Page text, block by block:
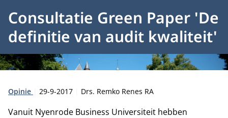
Consultatie Green Paper 'De
definitie van audit kwaliteit'
Type:
Opinie Publicatiedatum:
29-9-2017 Auteur:
Drs. Remko Renes RA
Vanuit Nyenrode Business Universiteit hebben